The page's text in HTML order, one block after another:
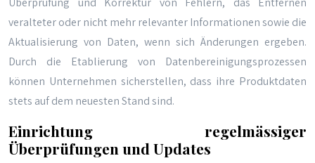
veralteter oder nicht mehr relevanter Informationen sowie die
Aktualisierung von Daten, wenn sich Änderungen ergeben.
Durch die Etablierung von Datenbereinigungsprozessen
können Unternehmen sicherstellen, dass ihre Produktdaten
stets auf dem neuesten Stand sind.
Einrichtung regelmässiger
Überprüfungen und Updates